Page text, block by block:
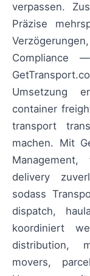
verpassen.
Präzise
Compliance
Umsetzung
container
transport
machen. Mit
delivery
sodass
dispatch,
koordiniert
distribution,
movers,